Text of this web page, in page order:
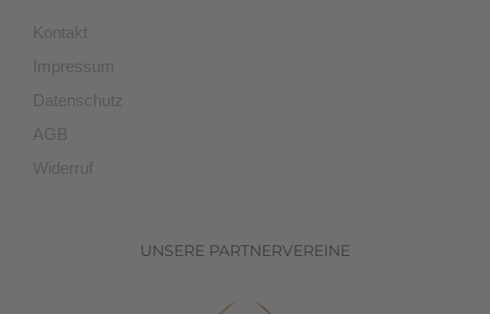
Kontakt
Impressum
Datenschutz
AGB
Widerruf
UNSERE PARTNERVEREINE